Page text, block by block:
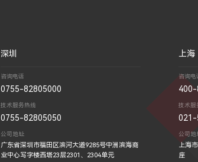
深圳
咨询电话
0755-82805000
技术服务热线
0755-82805050
公司地址
广东省深圳市福田区滨河大道9285号中洲滨海商
业中心写字楼西塔23层2301、2304单元
上海
咨询电
400-
技术服
021-
公司地
上海
座